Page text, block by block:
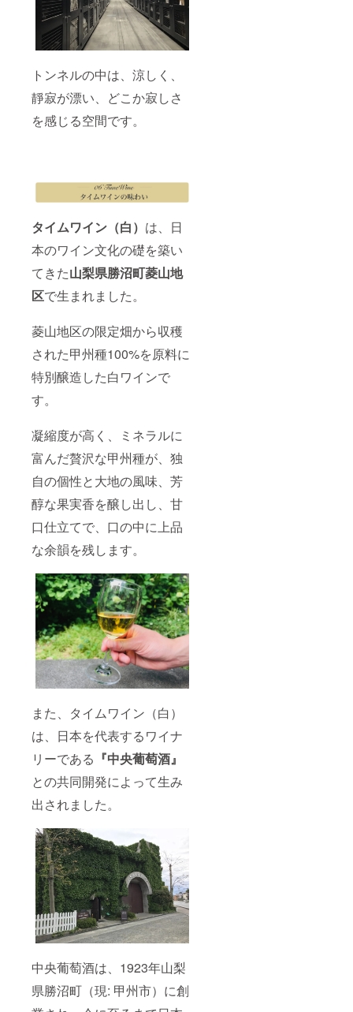
トンネルの中は、涼しく、
靜寂が漂い、どこか寂しさ
を感じる空間です。
タイムワイン（白） は、日
本のワイン文化の礎を築い
てきた山梨県勝沼町菱山地
区で生まれました。
菱山地区の限定畑から収穫
された甲州種100%を原料に
特別醸造した白ワインで
す。
凝縮度が高く、ミネラルに
富んだ贅沢な甲州種が、独
自の個性と大地の風味、芳
醇な果実香を醸し出し、甘
口仕立てで、口の中に上品
な余韻を残します。
また、タイムワイン（白）
は、日本を代表するワイナ
リーである 『中央葡萄酒』
との共同開発によって生み
出されました。
中央葡萄酒は、1923年山梨
県勝沼町（現: 甲州市）に創